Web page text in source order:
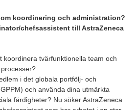
koordinering och administration?
chefsassistent till AstraZeneca
koordinera tvärfunktionella team och
i det globala portfölj- och
och använda dina utmärkta
färdigheter? Nu söker AstraZeneca